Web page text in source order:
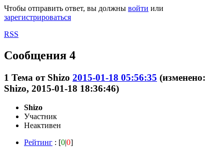
Чтобы отправить ответ, вы должны войти или
зарегистрироваться
RSS
Сообщения 4
1 Тема от Shizo 2015-01-18 05:56:35 (изменено:
Shizo, 2015-01-18 18:36:46)
Shizo
Участник
Неактивен
Рейтинг : [0|0]